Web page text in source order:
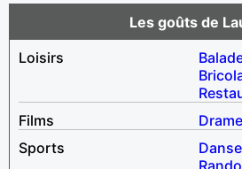
Les goûts de
Loisirs
Films
Drame
Sports
Danse